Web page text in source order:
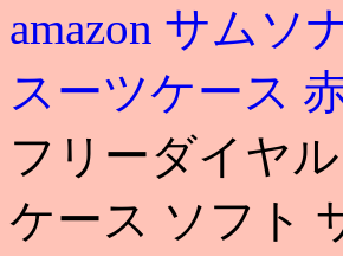
amazon サムソ
スーツケース
フリーダイヤ
ケース ソフト